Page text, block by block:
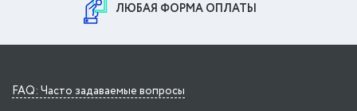
ЛЮБАЯ ФОРМА ОПЛАТЫ
FAQ: Часто задаваемые вопросы